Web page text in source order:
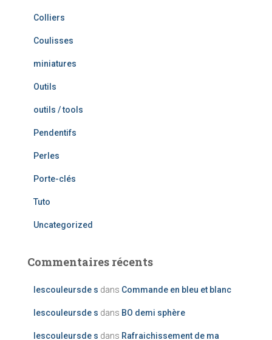
Colliers
Coulisses
miniatures
Outils
outils / tools
Pendentifs
Perles
Porte-clés
Tuto
Uncategorized
Commentaires récents
lescouleursde s dans Commande en bleu et blanc
lescouleursde s dans BO demi sphère
lescouleursde s dans Rafraichissement de ma